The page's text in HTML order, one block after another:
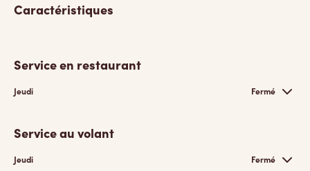
Caractéristiques
Service en restaurant
Jeudi Fermé
Service au volant
Jeudi Fermé